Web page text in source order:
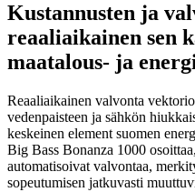
Kustannusten ja
reaaliaikainen sen
maatalous- ja
Reaaliaikainen valvonta
vedenpaisteen ja sähkön
keskeinen element suomen
Big Bass Bonanza 1000
automatisoivat valvontaa,
sopeutumisen jatkuvasti